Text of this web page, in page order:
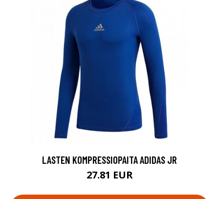
LASTEN KOMPRESSIOPAITA ADIDAS JR
27.81 EUR